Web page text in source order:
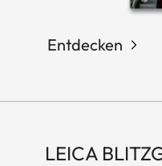
Entdecken
LEICA